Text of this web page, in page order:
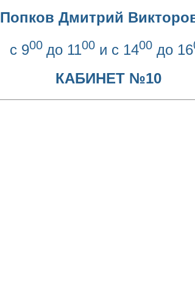
Попков Дмитрий
с 900 до 1100 и с 1400 до 16
КАБИНЕТ №10